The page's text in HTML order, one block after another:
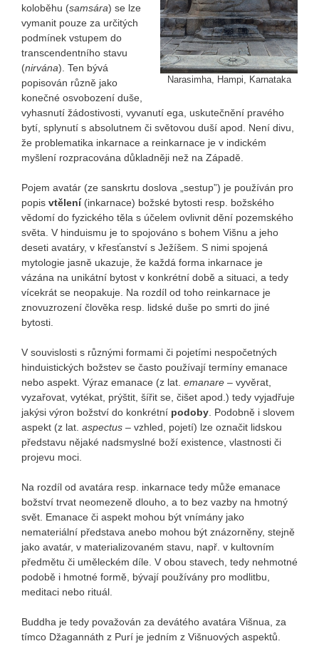
Narasimha, Hampi, Karnataka
koloběhu (samsára) se lze
vymanit pouze za určitých
podmínek vstupem do
transcendentního stavu
(nirvána). Ten bývá
popisován různě jako
konečné osvobození duše,
vyhasnutí žádostivosti, vyvanutí ega, uskutečnění pravého
bytí, splynutí s absolutnem či světovou duší apod. Není divu,
že problematika inkarnace a reinkarnace je v indickém
myšlení rozpracována důkladněji než na Západě.
Pojem avatár (ze sanskrtu doslova „sestup”) je používán pro
popis vtělení(inkarnace) božské bytosti resp. božského
vědomí do fyzického těla s účelem ovlivnit dění pozemského
světa. V hinduismu je to spojováno s bohem Višnu a jeho
deseti avatáry, v křesťanství s Ježíšem. S nimi spojená
mytologie jasně ukazuje, že každá forma inkarnace je
vázána na unikátní bytost v konkrétní době a situaci, a tedy
vícekrát se neopakuje. Na rozdíl od toho reinkarnace je
znovuzrození člověka resp. lidské duše po smrti do jiné
bytosti.
V souvislosti s různými formami či pojetími nespočetných
hinduistických božstev se často používají termíny emanace
nebo aspekt. Výraz emanace (z lat. emanare – vyvěrat,
vyzařovat, vytékat, prýštit, šířit se, čišet apod.) tedy vyjadřuje
jakýsi výron božství do konkrétní podoby. Podobně i slovem
aspekt (z lat. aspectus – vzhled, pojetí) lze označit lidskou
představu nějaké nadsmyslné boží existence, vlastnosti či
projevu moci.
Na rozdíl od avatára resp. inkarnace tedy může emanace
božství trvat neomezeně dlouho, a to bez vazby na hmotný
svět. Emanace či aspekt mohou být vnímány jako
nemateriální představa anebo mohou být znázorněny, stejně
jako avatár, v materializovaném stavu, např. v kultovním
předmětu či uměleckém díle. V obou stavech, tedy nehmotné
podobě i hmotné formě, bývají používány pro modlitbu,
meditaci nebo rituál.
Buddha je tedy považován za devátého avatára Višnua, za
tímco Džagannáth z Purí je jedním z Višnuových aspektů.